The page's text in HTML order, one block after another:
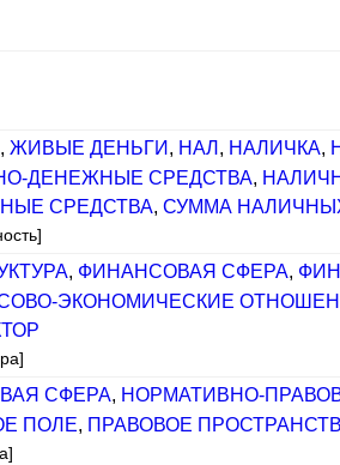
, ЖИВЫЕ ДЕНЬГИ , НАЛ , НАЛИЧКА,
ДЕНЕЖНЫЕ СРЕДСТВА,
СРЕДСТВА,СУММА
, ФИНАНСОВАЯ СФЕРА,
ЭКОНОМИЧЕСКИЕ
СФЕРА, НОРМАТИВНО-
ПОЛЕ, ПРАВОВОЕ